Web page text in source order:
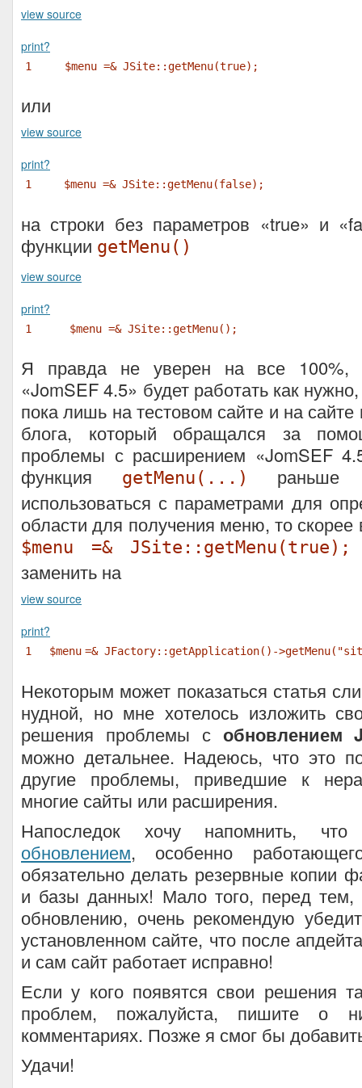
view source
print?
1 $menu =& JSite::getMenu(true);
или
view source
print?
1 $menu =& JSite::getMenu(false);
на строки без параметров «true» и
функции getMenu()
view source
print?
1 $menu =& JSite::getMenu();
Я правда не уверен на все 100%,
«JomSEF 4.5» будет работать как
пока лишь на тестовом сайте и на сайте
блога, который обращался за
проблемы с расширением «JomSEF
функция
getMenu(...)
раньше
использоваться с параметрами для
области для получения меню, то скорее
$menu =& JSite::getMenu(true);
заменить на
view source
print?
1 $menu =& JFactory::getApplication()->getMenu(
Некоторым может показаться статья
нудной, но мне хотелось изложить
решения проблемы с обновлением
можно детальнее. Надеюсь, что это
другие проблемы, приведшие к
многие сайты или расширения.
Напоследок хочу напомнить,
обновлением, особенно
обязательно делать резервные копии
и базы данных! Мало того, перед тем,
обновлению, очень рекомендую
установленном сайте, что после
и сам сайт работает исправно!
Если у кого появятся свои решения
проблем, пожалуйста, пишите о
комментариях. Позже я смог бы
Удачи!